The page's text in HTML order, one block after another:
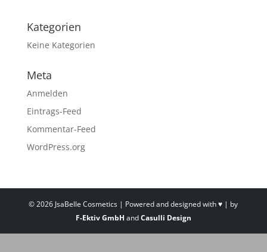
Kategorien
Keine Kategorien
Meta
Anmelden
Eintrags-Feed
Kommentar-Feed
WordPress.org
© 2026 JsaBelle Cosmetics | Powered and designed with ♥ | by
F-Ektiv GmbH andCasulli Design